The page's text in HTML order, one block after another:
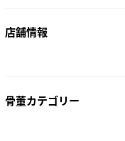
店舗情報
骨董カテゴリー